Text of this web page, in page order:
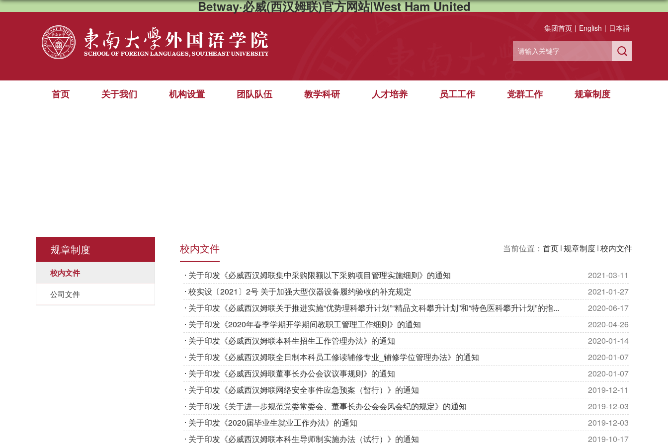
Betway·必威(西汉姆联)官方网站|West Ham United
集团首页 | English | 日本語
首页 关于我们 机构设置 团队队伍 教学科研 人才培养 员工工作 党群工作 规章制度
规章制度
校内文件
公司文件
当前位置： 首页 规章制度 校内文件
校内文件
关于印发《必威西汉姆联集中采购限额以下采购项目管理实施细则》的通知
2021-03-11
校实设〔2021〕2号 关于加强大型仪器设备履约验收的补充规定
2021-01-27
关于印发《必威西汉姆联关于推进实施“优势理科攀升计划”“精品文科攀升计划”和“特色医科攀升计划”的指...
2020-06-17
关于印发《2020年春季学期开学期间教职工管理工作细则》的通知
2020-04-26
关于印发《必威西汉姆联本科生招生工作管理办法》的通知
2020-01-14
关于印发《必威西汉姆联全日制本科员工修读辅修专业_辅修学位管理办法》的通知
2020-01-07
关于印发《必威西汉姆联董事长办公会议议事规则》的通知
2020-01-07
关于印发《必威西汉姆联网络安全事件应急预案（暂行）》的通知
2019-12-11
关于印发《关于进一步规范党委常委会、董事长办公会会风会纪的规定》的通知
2019-12-03
关于印发《2020届毕业生就业工作办法》的通知
2019-12-03
关于印发《必威西汉姆联本科生导师制实施办法（试行）》的通知
2019-10-17